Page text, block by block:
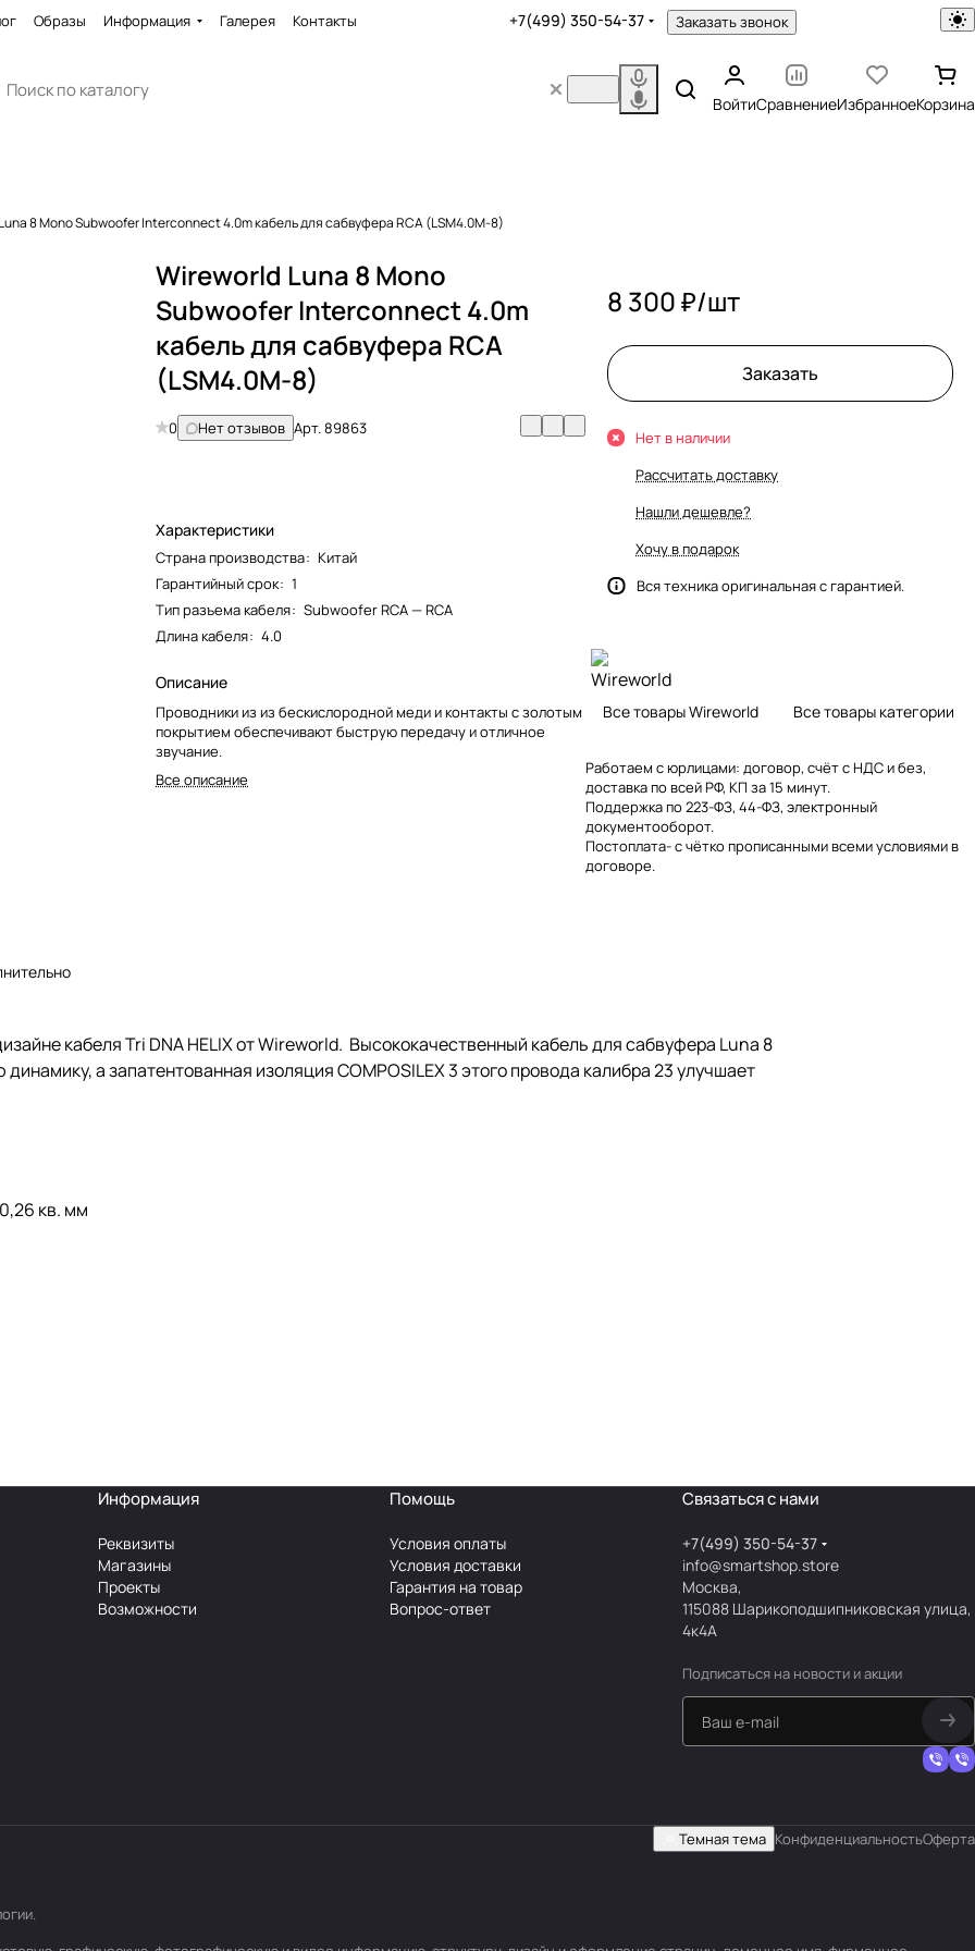
Образы Информация Галерея Контакты +7(499) 350-54-37 Заказать звонок
ВойтиСравнениеИзбранноеКорзина
8 Mono Subwoofer Interconnect 4.0m кабель для сабвуфера RCA (LSM4.0M-8)
Wireworld Luna 8 Mono
Subwoofer Interconnect 4.0m
кабель для сабвуфера RCA
(LSM4.0M-8)
0 Нет отзывов Арт.89863
Характеристики
Страна производства: Китай
Гарантийный срок: 1
Тип разъема кабеля: Subwoofer RCA — RCA
Длина кабеля: 4.0
Описание
Проводники из из бескислородной меди и контакты с золотым
покрытием обеспечивают быструю передачу и отличное
звучание.
Все описание
8 300 ₽/шт
Заказать
Нет в наличии
Рассчитать доставку
Нашли дешевле?
Хочу в подарок
Вся техника оригинальная с гарантией.
Все товары Wireworld Все товары категории
Работаем с юрлицами: договор, счёт с НДС и без,
доставка по всей РФ, КП за 15 минут.
Поддержка по 223-ФЗ, 44-ФЗ, электронный
документооборот.
Постоплата- с чётко прописанными всеми условиями в
договоре.
кабеля Tri DNA HELIX от Wireworld. Высококачественный кабель для сабвуфера Luna 8
а запатентованная изоляция COMPOSILEX 3 этого провода калибра 23 улучшает
кв. мм
Информация
Реквизиты
Магазины
Проекты
Возможности
Помощь
Условия оплаты
Условия доставки
Гарантия на товар
Вопрос-ответ
Связаться с нами
+7(499) 350-54-37
info@smartshop.store
Москва,
115088 Шарикоподшипниковская улица,
4к4А
Подписаться на новости и акции
Темная тема КонфиденциальностьОферта
.